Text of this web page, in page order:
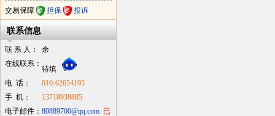
交易保障 担保 投诉
联系信息
联 系 人：
余
在线联系：
待填
电 话：
010-62654195
手 机：
13718938885
电子邮件： 80889700@qq.com 已